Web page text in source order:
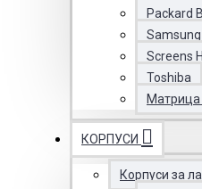
Packard
Samsung
Screens
Toshiba
Матрица
КОРПУСИ
Корпуси за